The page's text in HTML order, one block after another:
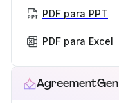
PDF para PPT
PDF para Excel
AgreementGen